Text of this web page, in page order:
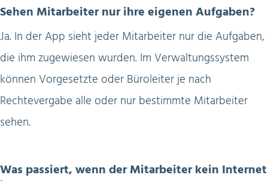
Sehen Mitarbeiter nur ihre eigenen Aufgaben?
Ja. In der App sieht jeder Mitarbeiter nur die Aufgaben,
die ihm zugewiesen wurden. Im Verwaltungssystem
können Vorgesetzte oder Büroleiter je nach
Rechtevergabe alle oder nur bestimmte Mitarbeiter
sehen.
Was passiert, wenn der Mitarbeiter kein Internet